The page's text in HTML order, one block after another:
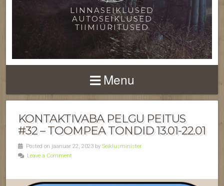
LINNASEIKLUSED
AUTOSEIKLUSED
TIIMIÜRITUSED
Menu
KONTAKTIVABA PELGU PEITUS
#32 – TOOMPEA TONDID 13.01-22.01
Posted on jaanuar 22, 2023 by Seiklusminister
Leave a Comment